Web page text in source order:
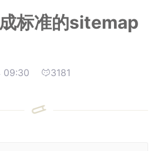
标准的sitemap
09:30 3181